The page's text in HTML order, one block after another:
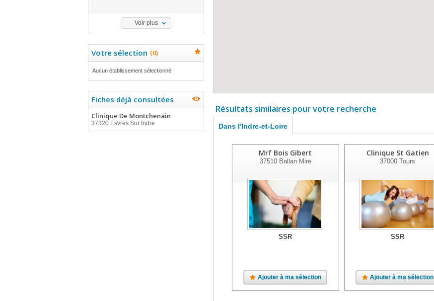
Voir plus
Votre sélection (0)
Aucun établissement sélectionné
Fiches déjà consultées
Clinique De Montchenain
37320 Esvres Sur Indre
Résultats similaires pour votre recherche
Dans l'Indre-et-Loire
Mrf Bois Gibert
37510Ballan Mire
SSR
Ajouter à ma sélection
Clinique St Gatien
37000 Tours
SSR
Ajouter à ma sélection